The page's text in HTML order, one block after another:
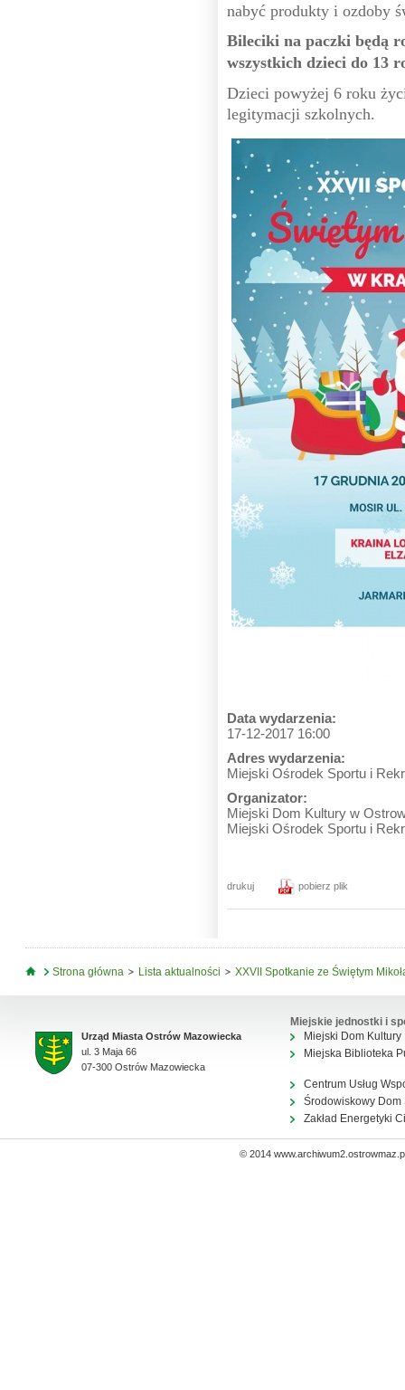
nabyć produkty i ozdoby
Bileciki na paczki będą
wszystkich dzieci do 13
Dzieci powyżej 6 roku
legitymacji szkolnych.
Data wydarzenia:
17-12-2017 16:00
Adres wydarzenia:
Miejski Ośrodek Sportu i
Organizator:
Miejski Dom Kultury w
Miejski Ośrodek Sportu i
drukuj pobierz plik
Jesteś tutaj
Strona główna Lista aktualności XXVII Spotkanie ze Świętym
Urząd Miasta Ostrów Mazowiecka
ul. 3 Maja 66
07-300 Ostrów Mazowiecka
Miejskie jednostki i
Miejski Dom Kultury
Miejska Biblioteka
Centrum Usług
Środowiskowy Dom
Zakład Energetyki
© 2014